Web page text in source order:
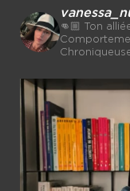
👊🏼 Ton